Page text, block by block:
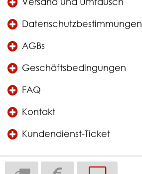
Datenschutzbestimmungen
AGBs
Geschäftsbedingungen
FAQ
Kontakt
Kundendienst-Ticket